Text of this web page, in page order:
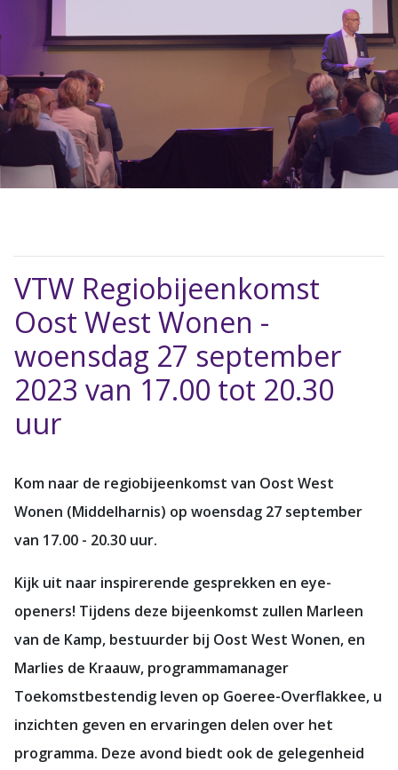
VTW Regiobijeenkomst
Oost West Wonen -
woensdag 27 september
2023 van 17.00 tot 20.30
uur
Kom naar de regiobijeenkomst van Oost West
Wonen (Middelharnis) op woensdag 27 september
van 17.00 - 20.30 uur.
Kijk uit naar inspirerende gesprekken en eye-
openers! Tijdens deze bijeenkomst zullen Marleen
van de Kamp, bestuurder bij Oost West Wonen, en
Marlies de Kraauw, programmamanager
Toekomstbestendig leven op Goeree-Overflakkee, u
inzichten geven en ervaringen delen over het
programma. Deze avond biedt ook de gelegenheid